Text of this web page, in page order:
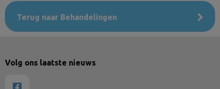
Terug naar Behandelingen
Volg ons laatste nieuws